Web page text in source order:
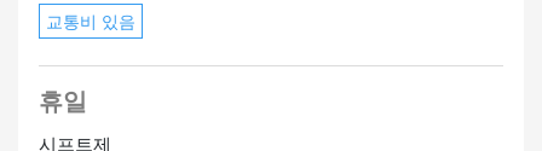
교통비 있음
휴일
시프트제